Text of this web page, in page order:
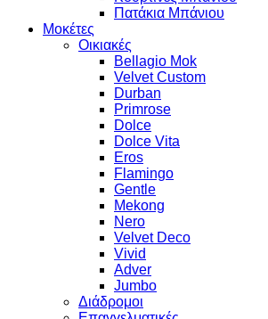
Πατάκια Μπάνιου
Μοκέτες
Οικιακές
Bellagio Mok
Velvet Custom
Durban
Primrose
Dolce
Dolce Vita
Eros
Flamingo
Gentle
Mekong
Nero
Velvet Deco
Vivid
Adver
Jumbo
Διάδρομοι